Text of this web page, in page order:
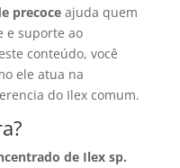
precoceajuda quem
e suporte ao
conteúdo, você
ele atua na
do Ilex comum.
de Ilex sp.